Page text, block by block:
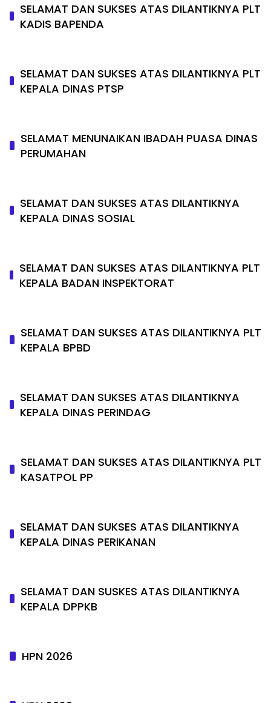
SELAMAT DAN SUKSES ATAS DILANTIKNYA PLT
KADIS BAPENDA
SELAMAT DAN SUKSES ATAS DILANTIKNYA PLT
KEPALA DINAS PTSP
SELAMAT MENUNAIKAN IBADAH PUASA DINAS
PERUMAHAN
SELAMAT DAN SUKSES ATAS DILANTIKNYA
KEPALA DINAS SOSIAL
SELAMAT DAN SUKSES ATAS DILANTIKNYA PLT
KEPALA BADAN INSPEKTORAT
SELAMAT DAN SUKSES ATAS DILANTIKNYA PLT
KEPALA BPBD
SELAMAT DAN SUKSES ATAS DILANTIKNYA
KEPALA DINAS PERINDAG
SELAMAT DAN SUKSES ATAS DILANTIKNYA PLT
KASATPOL PP
SELAMAT DAN SUKSES ATAS DILANTIKNYA
KEPALA DINAS PERIKANAN
SELAMAT DAN SUSKES ATAS DILANTIKNYA
KEPALA DPPKB
HPN 2026